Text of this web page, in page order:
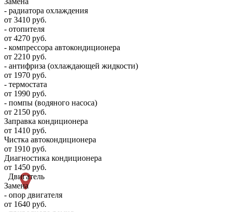
- радиатора охлаждения
от 3410 руб.
- отопителя
от 4270 руб.
- компрессора автокондиционера
от 2210 руб.
- антифриза (охлаждающей жидкости)
от 1970 руб.
- термостата
от 1990 руб.
- помпы (водяного насоса)
от 2150 руб.
Заправка кондиционера
от 1410 руб.
Чистка автокондиционера
от 1910 руб.
Диагностика кондиционера
от 1450 руб.
Двигатель
Замена
- опор двигателя
от 1640 руб.